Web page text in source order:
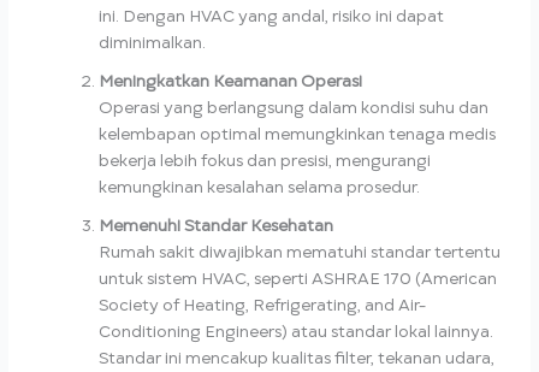
ini. Dengan HVAC yang andal, risiko ini dapat
diminimalkan.
Meningkatkan Keamanan Operasi
Operasi yang berlangsung dalam kondisi suhu dan
kelembapan optimal memungkinkan tenaga medis
bekerja lebih fokus dan presisi, mengurangi
kemungkinan kesalahan selama prosedur.
Memenuhi Standar Kesehatan
Rumah sakit diwajibkan mematuhi standar tertentu
untuk sistem HVAC, seperti ASHRAE 170 (American
Society of Heating, Refrigerating, and Air-
Conditioning Engineers) atau standar lokal lainnya.
Standar ini mencakup kualitas filter, tekanan udara,